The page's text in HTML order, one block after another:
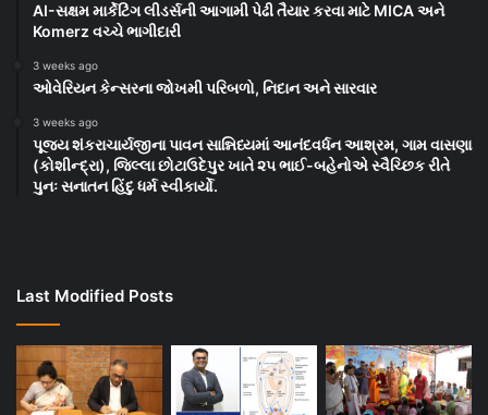
AI-સક્ષમ માર્કેટિંગ લીડર્સની આગામી પેઢી તૈયાર કરવા માટે MICA અને
Komerz વચ્ચે ભાગીદારી
3 weeks ago
ઓવેરિયન કેન્સરના જોખમી પરિબળો, નિદાન અને સારવાર
3 weeks ago
પૂજ્ય શંકરાચાર્યજીના પાવન સાન્નિધ્યમાં આનંદવર્ધન આશ્રમ, ગામ વાસણા
(કોશીન્દ્રા), જિલ્લા છોટાઉદેપુર ખાતે ૨૫ ભાઈ-બહેનોએ સ્વૈચ્છિક રીતે
પુનઃ સનાતન હિંદુ ધર્મ સ્વીકાર્યો.
Last Modified Posts